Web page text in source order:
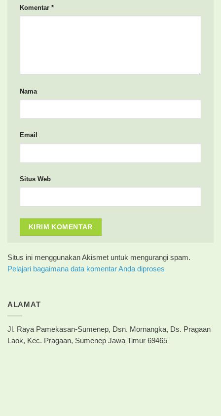
Komentar *
Nama
Email
Situs Web
Situs ini menggunakan Akismet untuk mengurangi spam.
Pelajari bagaimana data komentar Anda diproses
ALAMAT
Jl. Raya Pamekasan-Sumenep, Dsn. Mornangka, Ds. Pragaan
Laok, Kec. Pragaan, Sumenep Jawa Timur 69465